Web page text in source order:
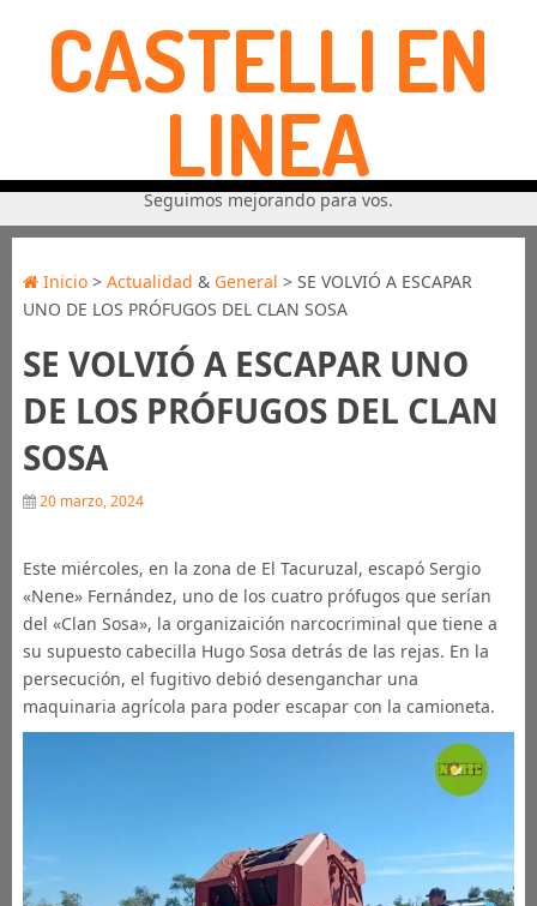
CASTELLI EN
LINEA
Seguimos mejorando para vos.
Inicio> Actualidad & General > SE VOLVIÓ A ESCAPAR
UNO DE LOS PRÓFUGOS DEL CLAN SOSA
SE VOLVIÓ A ESCAPAR UNO
DE LOS PRÓFUGOS DEL CLAN
SOSA
20 marzo, 2024
Este miércoles, en la zona de El Tacuruzal, escapó Sergio
«Nene» Fernández, uno de los cuatro prófugos que serían
del «Clan Sosa», la organizaición narcocriminal que tiene a
su supuesto cabecilla Hugo Sosa detrás de las rejas. En la
persecución, el fugitivo debió desenganchar una
maquinaria agrícola para poder escapar con la camioneta.